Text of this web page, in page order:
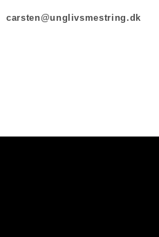
carsten@unglivsmestring.dk